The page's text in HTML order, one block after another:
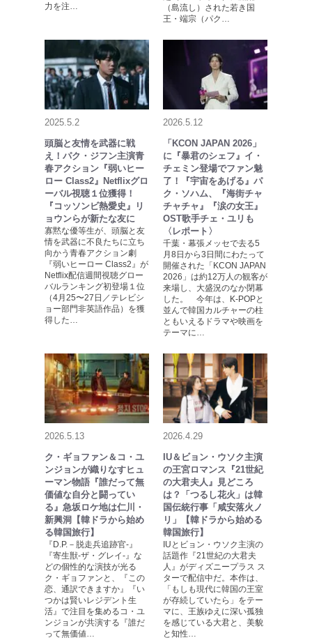
力を注…
（島流し）された若き国
王・端宗（パク…
2025.5.2
頭脳と友情を武器に戦
え！パク・ジフン主演青
春アクション『弱いヒー
ロー Class2』Netflixグロ
ーバル視聴１位獲得！
『コッソンビ熱愛史』リ
ョウンらが新たな友に
寡黙な優等生が、頭脳と友
情を武器に不良たちに立ち
向かう青春アクション劇
『弱いヒーロー Class2』が
Netflix配信週間視聴グロー
バルランキング初登場１位
（4月25〜27日／テレビシ
ョー部門非英語作品）を獲
得した…
2026.5.12
「KCON JAPAN 2026」
に『暴君のシェフ』イ・
チェミン登場でファン魅
了！『宇宙をあげる』パ
ク・ソハム、『海街チャ
チャチャ』『涙の女王』
OST歌手チェ・ユリも
〈レポート〉
千葉・幕張メッセで去る5
月8日から3日間にわたって
開催された「KCON JAPAN
2026」は約12万人の観客が
来場し、大盛況のなか閉幕
した。 今年は、K-POPと
並んで韓国カルチャーの柱
ともいえるドラマや映画を
テーマに…
2026.5.13
ク・ギョファン＆コ・ユ
ンジョンが織りなすヒュ
ーマン物語『誰だって無
価値な自分と闘ってい
る』急坂ロケ地は仁川・
新興洞【韓ドラから始め
る韓国旅行】
『D.P.－脱走兵追跡官-』
『寄生獣-ザ・グレイ-』な
どの個性的な演技が光る
ク・ギョファンと、『この
恋、通訳できますか』『い
つかは賢いレジデント生
活』で注目を集めるコ・ユ
ンジョンが共演する『誰だ
って無価値…
2026.4.29
IU＆ビョン・ウソク主演
の王宮ロマンス『21世紀
の大君夫人』見どころ
は？「つるし花火」は韓
国伝統行事「咸安落火ノ
リ」【韓ドラから始める
韓国旅行】
IUとビョン・ウソク主演の
話題作『21世紀の大君夫
人』がディズニープラス ス
ターで配信中だ。本作は、
「もしも現代に韓国の王室
が存続していたら」をテー
マに、王族ゆえに深い孤独
を感じている大君と、美貌
と知性…